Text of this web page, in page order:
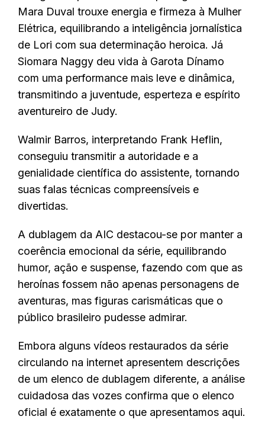
Mara Duval trouxe energia e firmeza à Mulher
Elétrica, equilibrando a inteligência jornalística
de Lori com sua determinação heroica. Já
Siomara Naggy deu vida à Garota Dínamo
com uma performance mais leve e dinâmica,
transmitindo a juventude, esperteza e espírito
aventureiro de Judy.
Walmir Barros, interpretando Frank Heflin,
conseguiu transmitir a autoridade e a
genialidade científica do assistente, tornando
suas falas técnicas compreensíveis e
divertidas.
A dublagem da AIC destacou-se por manter a
coerência emocional da série, equilibrando
humor, ação e suspense, fazendo com que as
heroínas fossem não apenas personagens de
aventuras, mas figuras carismáticas que o
público brasileiro pudesse admirar.
Embora alguns vídeos restaurados da série
circulando na internet apresentem descrições
de um elenco de dublagem diferente, a análise
cuidadosa das vozes confirma que o elenco
oficial é exatamente o que apresentamos aqui.